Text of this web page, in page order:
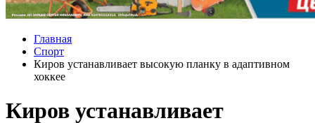
Главная
Спорт
Киров устанавливает высокую планку в адаптивном
хоккее
Киров устанавливает